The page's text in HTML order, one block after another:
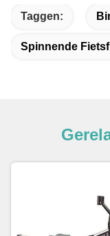
Taggen:
Spinnende